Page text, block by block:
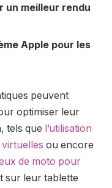
un meilleur rendu
Apple pour les
peuvent
optimiser leur
tels que l’utilisation
virtuelles ou encore
de moto pour
sur leur tablette